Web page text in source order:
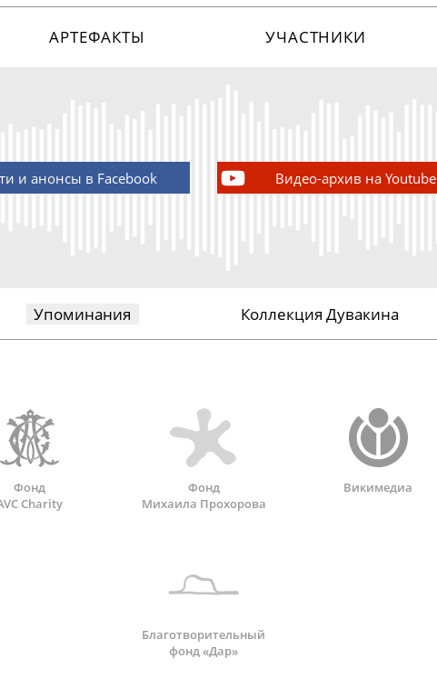
АРТЕФАКТЫ УЧАСТНИКИ
и анонсы в Facebook Видео-архив на Youtube
Упоминания Коллекция Дувакина
Фонд
Charity
Фонд
Михаила Прохорова
Викимедиа
Благотворительный
фонд «Дар»